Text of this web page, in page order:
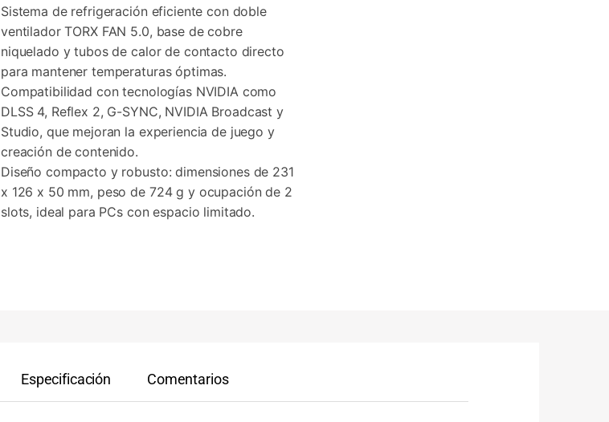
Sistema de refrigeración eficiente con doble
ventilador TORX FAN 5.0, base de cobre
niquelado y tubos de calor de contacto directo
para mantener temperaturas óptimas.
Compatibilidad con tecnologías NVIDIA como
DLSS 4, Reflex 2, G-SYNC, NVIDIA Broadcast y
Studio, que mejoran la experiencia de juego y
creación de contenido.
Diseño compacto y robusto: dimensiones de 231
x 126 x 50 mm, peso de 724 g y ocupación de 2
slots, ideal para PCs con espacio limitado.
Especificación Comentarios